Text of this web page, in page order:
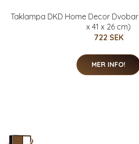
Taklampa DKD Home Decor
x 41 x 26 cm)
722 SEK
MER INFO!